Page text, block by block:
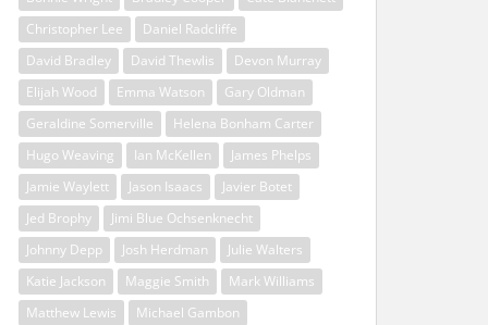
Christopher Lee
Daniel Radcliffe
David Bradley
David Thewlis
Devon Murray
Elijah Wood
Emma Watson
Gary Oldman
Geraldine Somerville
Helena Bonham Carter
Hugo Weaving
Ian McKellen
James Phelps
Jamie Waylett
Jason Isaacs
Javier Botet
Jed Brophy
Jimi Blue Ochsenknecht
Johnny Depp
Josh Herdman
Julie Walters
Katie Jackson
Maggie Smith
Mark Williams
Matthew Lewis
Michael Gambon